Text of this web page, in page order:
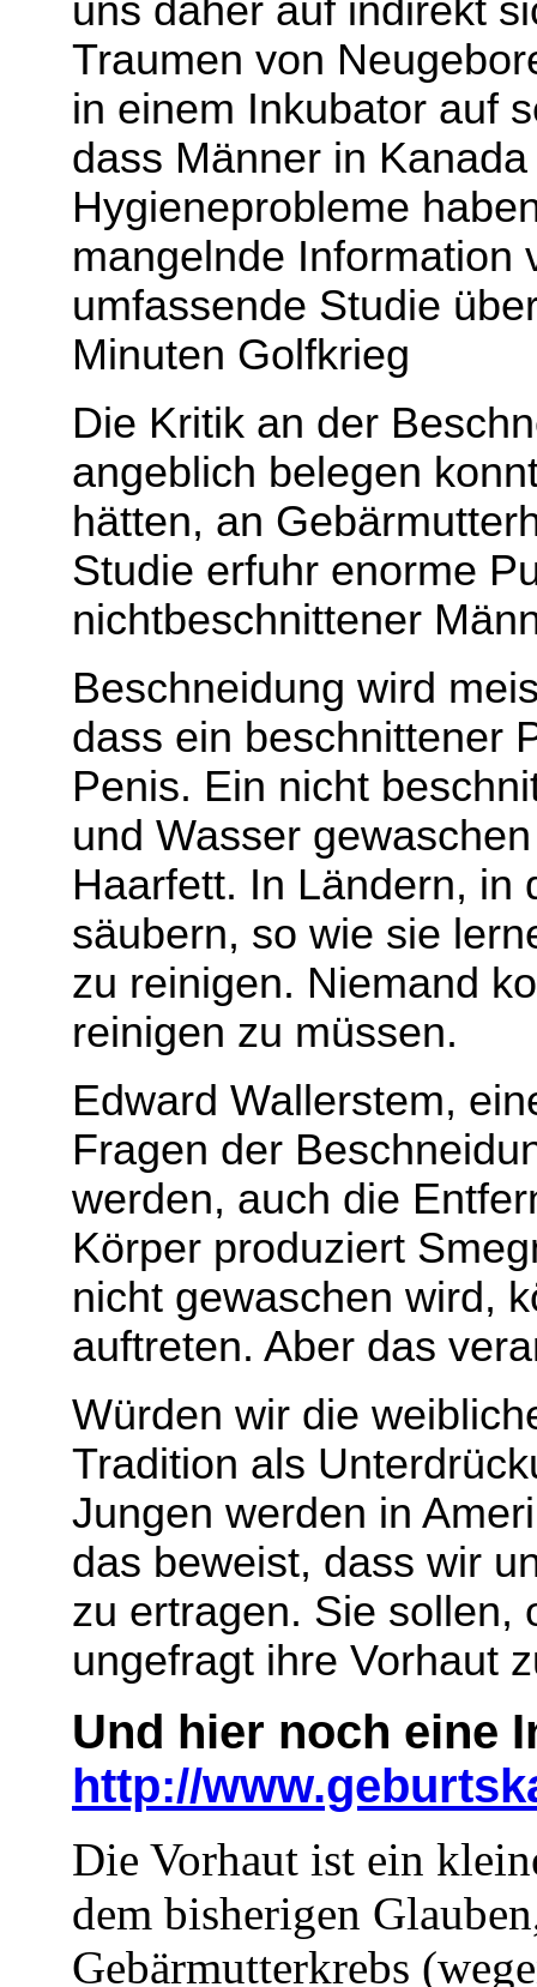
uns daher auf indirekt
Traumen von
in einem Inkubator auf
dass Männer in
Hygieneprobleme
mangelnde Information
umfassende Studie
Minuten Golfkrieg
Die Kritik an der
angeblich belegen
hätten, an
Studie erfuhr enorme
nichtbeschnittener
Beschneidung wird
dass ein beschnittener
Penis. Ein nicht
und Wasser
Haarfett. In Ländern, in
säubern, so wie sie
zu reinigen. Niemand
reinigen zu müssen.
Edward Wallerstem,
Fragen der
werden, auch die
Körper produziert
nicht gewaschen wird,
auftreten. Aber das
Würden wir die
Tradition als
Jungen werden in
das beweist, dass wir
zu ertragen. Sie sollen,
ungefragt ihre Vorhaut
Und hier noch eine
http://
Die Vorhaut ist ein
dem bisherigen
Gebärmutterkrebs